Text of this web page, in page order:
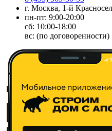
г. Москва, 1-й
пн-пт: 9:00-20:00
сб: 10:00-18:00
вс: (по договоренности)